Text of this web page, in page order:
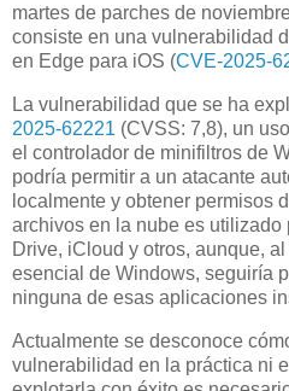
martes de parches de
consiste en una vulnerabilidad
en Edge para iOS (CVE-2025-
La vulnerabilidad que se ha
2025-62221 (CVSS: 7,8), un
el controlador de minifiltros de
podría permitir a un atacante
localmente y obtener permisos
archivos en la nube es utilizado
Drive, iCloud y otros, aunque,
esencial de Windows, seguiría
ninguna de esas aplicaciones
Actualmente se desconoce
vulnerabilidad en la práctica ni